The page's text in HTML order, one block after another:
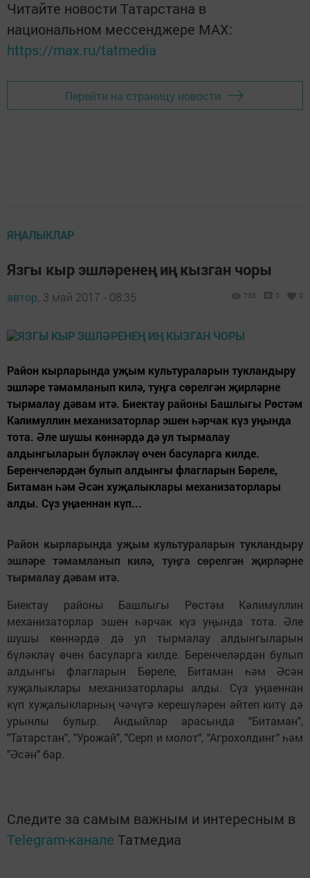
Читайте новости Татарстана в
национальном мессенджере MАХ:
https://max.ru/tatmedia
Перейти на страницу новости
ЯҢАЛЫКЛАР
Язгы кыр эшләренең иң кызган чоры
автор, 3 май 2017 - 08:35 703 0 0
Район кырларында уҗым культураларын тукландыру
эшләре тәмамланып килә, туңга сөрелгән җирләрне
тырмалау дәвам итә. Биектау районы Башлыгы Рөстәм
Кәлимуллин механизаторлар эшен һәрчак күз уңында
тота. Әле шушы көннәрдә дә ул тырмалау
алдынгыларын бүләкләү өчен басуларга килде.
Беренчеләрдән булып алдынгы флагларын Бөреле,
Битаман һәм Әсән хуҗалыклары механизаторлары
алды. Сүз уңаеннан күп...
Район кырларында уҗым культураларын тукландыру
эшләре тәмамланып килә, туңга сөрелгән җирләрне
тырмалау дәвам итә.
Биектау районы Башлыгы Рөстәм Кәлимуллин
механизаторлар эшен һәрчак күз уңында тота. Әле
шушы көннәрдә дә ул тырмалау алдынгыларын
бүләкләү өчен басуларга килде. Беренчеләрдән булып
алдынгы флагларын Бөреле, Битаман һәм Әсән
хуҗалыклары механизаторлары алды. Сүз уңаеннан
күп хуҗалыкларның чәчүгә керешүләрен әйтеп китү дә
урынлы булыр. Андыйлар арасында "Битаман",
"Татарстан", "Урожай", "Серп и молот", "Агрохолдинг" һәм
"Әсән" бар.
Следите за самым важным и интересным в
Telegram-канале Татмедиа